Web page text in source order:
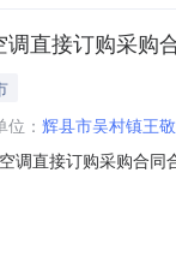
直接订购采购
： 辉县市吴村镇王
调直接订购采购合
府采购合同是按照